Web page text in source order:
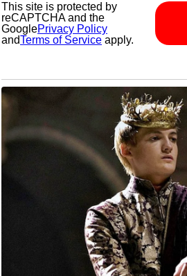
This site is protected by
reCAPTCHA and the
GooglePrivacy Policy
andTerms of Service apply.